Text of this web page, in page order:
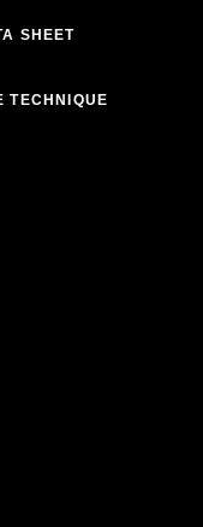
SHEET